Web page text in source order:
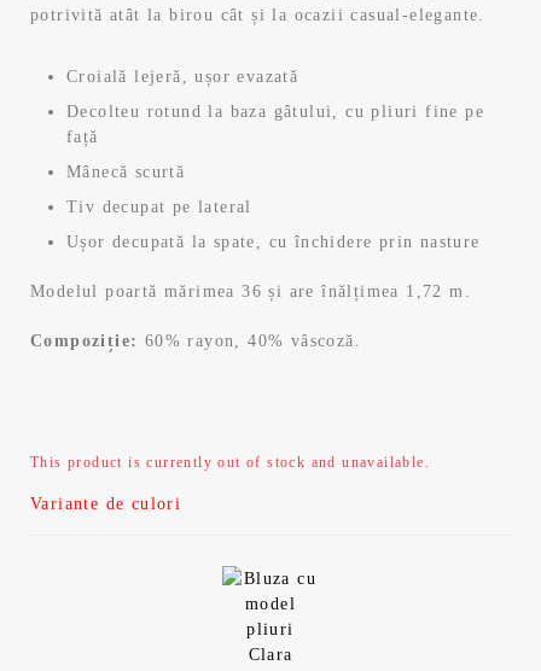
potrivită atât la birou cât și la ocazii casual-elegante.
Croială lejeră, ușor evazată
Decolteu rotund la baza gâtului, cu pliuri fine pe
față
Mânecă scurtă
Tiv decupat pe lateral
Ușor decupată la spate, cu închidere prin nasture
Modelul poartă mărimea 36 și are înălțimea 1,72 m.
Compoziție: 60% rayon, 40% vâscoză.
This product is currently out of stock and unavailable.
Variante de culori